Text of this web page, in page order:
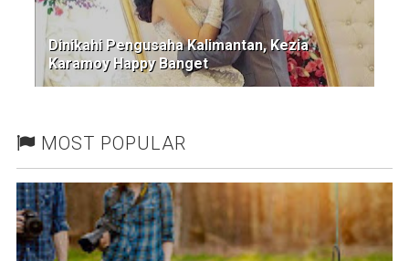
Dinikahi Pengusaha Kalimantan, Kezia
Karamoy Happy Banget
MOST POPULAR